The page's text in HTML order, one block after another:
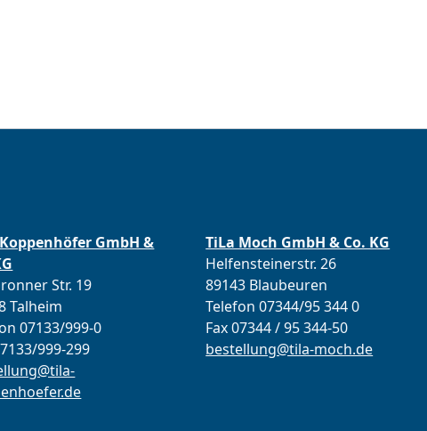
GmbH &
Str. 19
Talheim
07133/999-0
999-299
TiLa Moch GmbH & Co. KG
Helfensteinerstr. 26
89143 Blaubeuren
Telefon 07344/95 344 0
Fax 07344 / 95 344-50
bestellung@tila-moch.de